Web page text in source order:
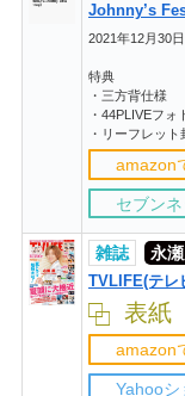
Johnny’s
2021年12月30
特典
・三方背仕様
・44PLIVEフォ
・リーフレット
amazon
セブン
雑誌 永
TVLIFE(テレ
表紙
amazon
Yahooシ